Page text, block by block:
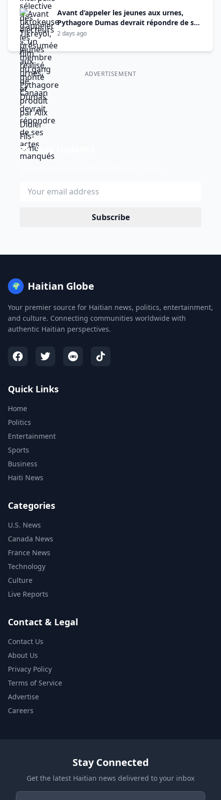
Avant d’appeler les jeunes aux urnes,
Pythagore Dumas devrait répondre de ses
actes manqués
2 days ago
ADVERTISEMENT
Stay Updated
Subscribe
🌍 Haitian Globe
Your premier source for Haitian news, politics, entertainment,
and culture. Connecting communities worldwide with
authentic Haitian perspectives.
Quick Links
Home
Politics
Entertainment
Sports
Business
Haiti News
Categories
U.S. News
Canada News
France News
Technology
Culture
Live Reports
Contact & Legal
Contact Us
About Us
Privacy Policy
Terms of Service
Advertise
Careers
Stay Connected
Get the latest Haitian news delivered to your inbox